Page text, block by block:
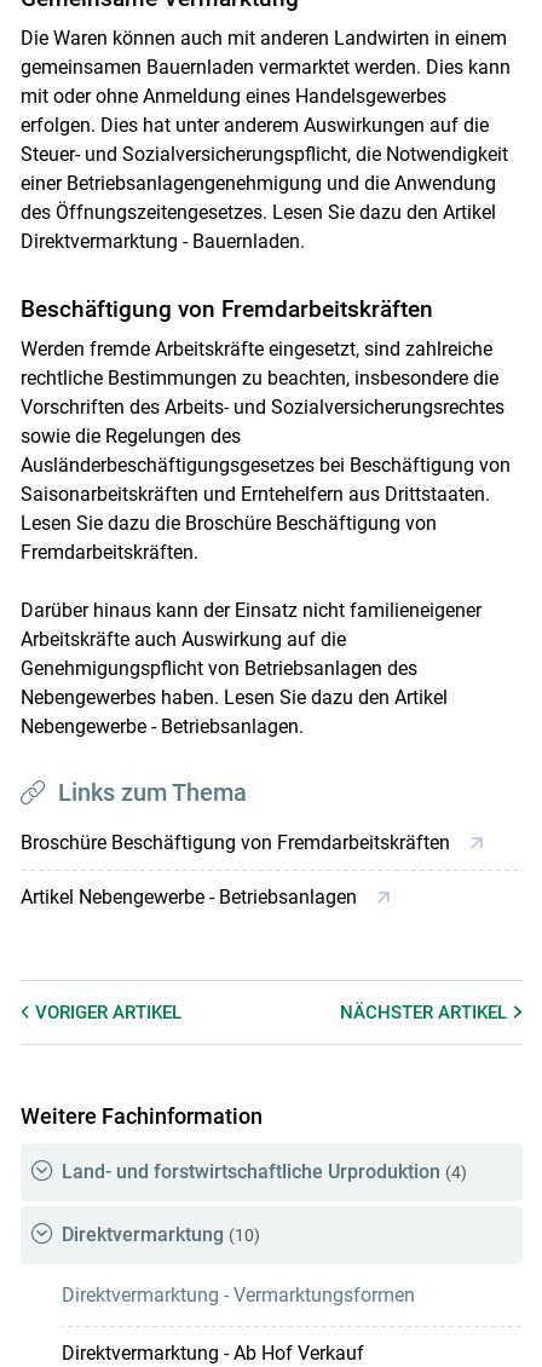
Die Waren können auch mit anderen Landwirten in einem
gemeinsamen Bauernladen vermarktet werden. Dies kann
mit oder ohne Anmeldung eines Handelsgewerbes
erfolgen. Dies hat unter anderem Auswirkungen auf die
Steuer- und Sozialversicherungspflicht, die Notwendigkeit
einer Betriebsanlagengenehmigung und die Anwendung
des Öffnungszeitengesetzes. Lesen Sie dazu den Artikel
Direktvermarktung - Bauernladen.
Beschäftigung von Fremdarbeitskräften
Werden fremde Arbeitskräfte eingesetzt, sind zahlreiche
rechtliche Bestimmungen zu beachten, insbesondere die
Vorschriften des Arbeits- und Sozialversicherungsrechtes
sowie die Regelungen des
Ausländerbeschäftigungsgesetzes bei Beschäftigung von
Saisonarbeitskräften und Erntehelfern aus Drittstaaten.
Lesen Sie dazu die Broschüre Beschäftigung von
Fremdarbeitskräften.
Darüber hinaus kann der Einsatz nicht familieneigener
Arbeitskräfte auch Auswirkung auf die
Genehmigungspflicht von Betriebsanlagen des
Nebengewerbes haben. Lesen Sie dazu den Artikel
Nebengewerbe - Betriebsanlagen.
Links zum Thema
Broschüre Beschäftigung von Fremdarbeitskräften
Artikel Nebengewerbe - Betriebsanlagen
VORIGER ARTIKEL NÄCHSTERARTIKEL
Weitere Fachinformation
Land- und forstwirtschaftliche Urproduktion (4)
Direktvermarktung (10)
Direktvermarktung - Vermarktungsformen
Direktvermarktung - Ab Hof Verkauf